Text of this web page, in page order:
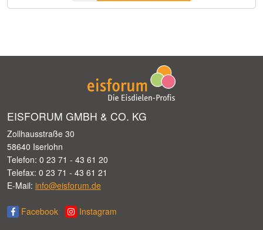
EISFORUM GMBH & CO. KG
Zollhausstraße 30
58640 Iserlohn
Telefon: 0 23 71 - 43 61 20
Telefax: 0 23 71 - 43 61 21
E-Mail: info@eisforum.de
Facebook Instagram